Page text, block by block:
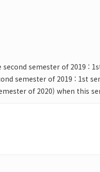
semester of 2019 :
semester of 2019 : 1st
of 2020) when this